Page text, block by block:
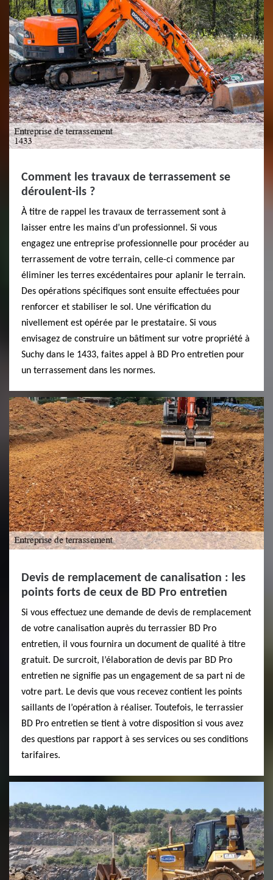
Comment les travaux de terrassement se
déroulent-ils ?
À titre de rappel les travaux de terrassement sont à
laisser entre les mains d’un professionnel. Si vous
engagez une entreprise professionnelle pour procéder au
terrassement de votre terrain, celle-ci commence par
éliminer les terres excédentaires pour aplanir le terrain.
Des opérations spécifiques sont ensuite effectuées pour
renforcer et stabiliser le sol. Une vérification du
nivellement est opérée par le prestataire. Si vous
envisagez de construire un bâtiment sur votre propriété à
Suchy dans le 1433, faites appel à BD Pro entretien pour
un terrassement dans les normes.
Devis de remplacement de canalisation : les
points forts de ceux de BD Pro entretien
Si vous effectuez une demande de devis de remplacement
de votre canalisation auprès du terrassier BD Pro
entretien, il vous fournira un document de qualité à titre
gratuit. De surcroit, l’élaboration de devis par BD Pro
entretien ne signifie pas un engagement de sa part ni de
votre part. Le devis que vous recevez contient les points
saillants de l’opération à réaliser. Toutefois, le terrassier
BD Pro entretien se tient à votre disposition si vous avez
des questions par rapport à ses services ou ses conditions
tarifaires.